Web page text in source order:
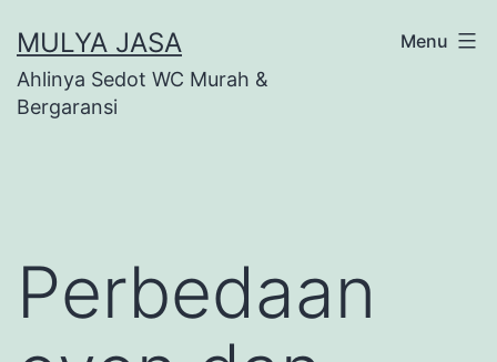
to
content
MULYA JASA
Ahlinya Sedot WC Murah &
Bergaransi
Menu
Perbedaan